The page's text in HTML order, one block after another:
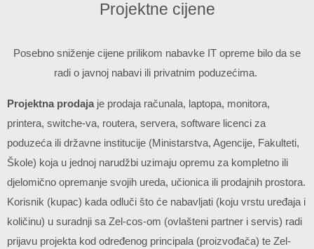
Projektne cijene
Posebno sniženje cijene prilikom nabavke IT opreme bilo da se
radi o javnoj nabavi ili privatnim poduzećima.
Projektna prodaja je prodaja računala, laptopa, monitora,
printera, switche-va, routera, servera, software licenci za
poduzeća ili državne institucije (Ministarstva, Agencije, Fakulteti,
Škole) koja u jednoj narudžbi uzimaju opremu za kompletno ili
djelomično opremanje svojih ureda, učionica ili prodajnih prostora.
Korisnik (kupac) kada odluči što će nabavljati (koju vrstu uređaja i
količinu) u suradnji sa Zel-cos-om (ovlašteni partner i servis) radi
prijavu projekta kod određenog principala (proizvođača) te Zel-